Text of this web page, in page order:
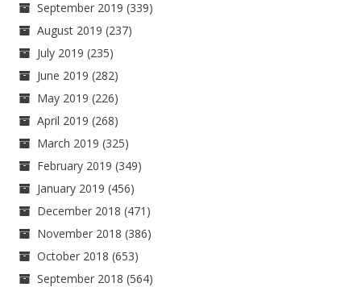
September 2019 (339)
August 2019 (237)
July 2019 (235)
June 2019 (282)
May 2019 (226)
April 2019 (268)
March 2019 (325)
February 2019 (349)
January 2019 (456)
December 2018 (471)
November 2018 (386)
October 2018 (653)
September 2018 (564)